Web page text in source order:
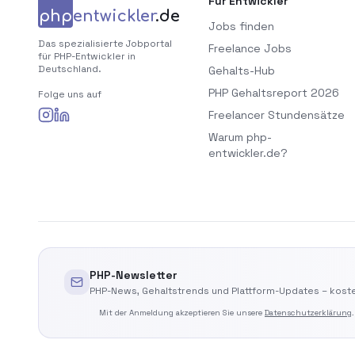
phpentwickler.de
Das spezialisierte Jobportal
für PHP-Entwickler in
Deutschland.
Folge uns auf
Jobs finden
Freelance Jobs
Gehalts-Hub
PHP Gehaltsreport 2026
Freelancer Stundensätze
Warum php-
entwickler.de?
PHP-Newsletter
PHP-News, Gehaltstrends und Plattform-Updates –
Mit der Anmeldung akzeptieren Sie unsere Datenschutzerklärung.